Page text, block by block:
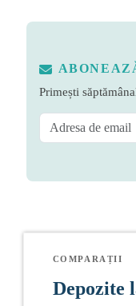
Primești
COMPARAȚII
Depozite